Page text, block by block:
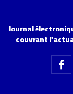
Journal
couvrant